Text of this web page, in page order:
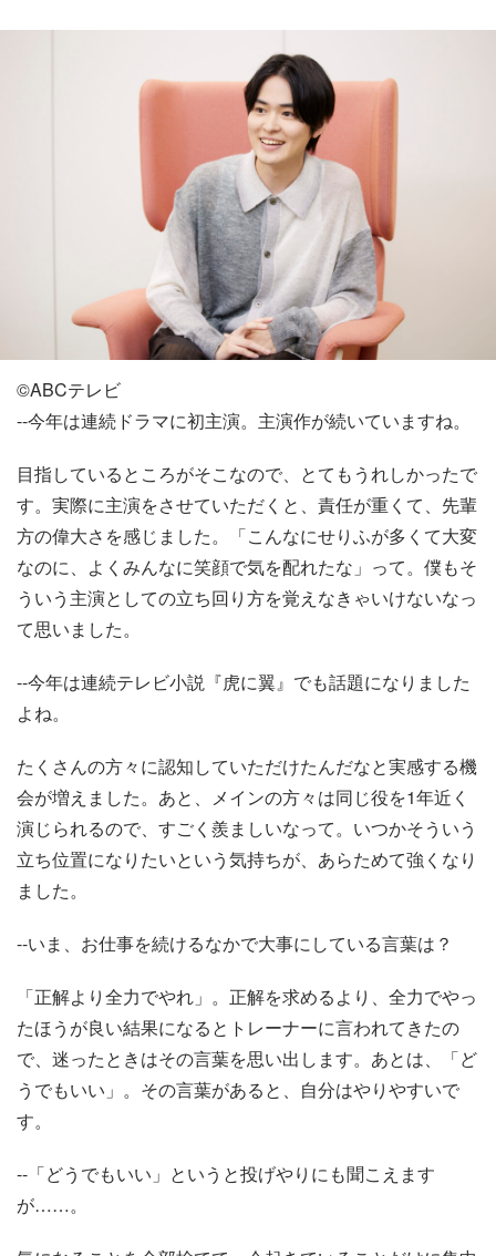
©️ABCテレビ
--今年は連続ドラマに初主演。主演作が続いていますね。
目指しているところがそこなので、とてもうれしかったで
す。実際に主演をさせていただくと、責任が重くて、先輩
方の偉大さを感じました。「こんなにせりふが多くて大変
なのに、よくみんなに笑顔で気を配れたな」って。僕もそ
ういう主演としての立ち回り方を覚えなきゃいけないなっ
て思いました。
--今年は連続テレビ小説『虎に翼』でも話題になりました
よね。
たくさんの方々に認知していただけたんだなと実感する機
会が増えました。あと、メインの方々は同じ役を1年近く
演じられるので、すごく羨ましいなって。いつかそういう
立ち位置になりたいという気持ちが、あらためて強くなり
ました。
--いま、お仕事を続けるなかで大事にしている言葉は？
「正解より全力でやれ」。正解を求めるより、全力でやっ
たほうが良い結果になるとトレーナーに言われてきたの
で、迷ったときはその言葉を思い出します。あとは、「ど
うでもいい」。その言葉があると、自分はやりやすいで
す。
--「どうでもいい」というと投げやりにも聞こえます
が……。